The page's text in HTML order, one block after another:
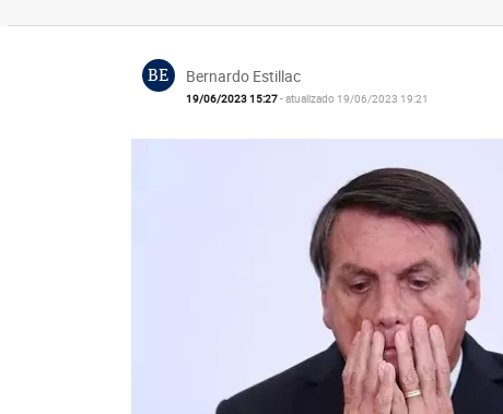
BE Bernardo Estillac
19/06/2023 15:27- atualizado 19/06/2023 19:21